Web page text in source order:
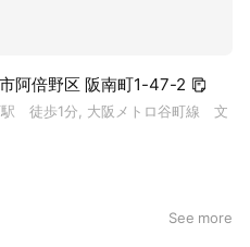
阿倍野区 阪南町1-47-2
徒歩1分, 大阪メトロ谷町線 文
See more